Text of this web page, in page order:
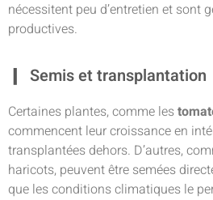
nécessitent peu d’entretien et sont
productives.
Semis et transplantation
Certaines plantes, comme les
commencent leur croissance en
transplantées dehors. D’autres,
haricots, peuvent être semées
que les conditions climatiques le